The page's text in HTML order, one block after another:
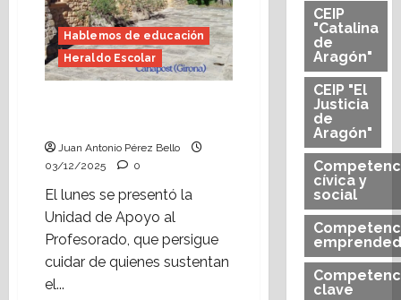
Hablemos de educación
Heraldo Escolar
Juan Antonio Pérez Bello
03/12/2025
0
El lunes se presentó la
Unidad de Apoyo al
Profesorado, que persigue
cuidar de quienes sustentan
el...
CEIP
"Catalina
de
Aragón"
CEIP "El
Justicia
de
Aragón"
cívica y
social
clave